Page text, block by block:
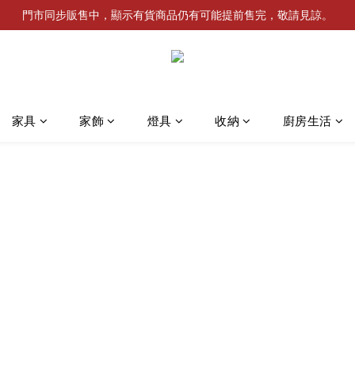
門市同步販售中，顯示有貨商品仍有可能提前售完，敬請見諒。
家具 家飾 燈具 收納 廚房生活